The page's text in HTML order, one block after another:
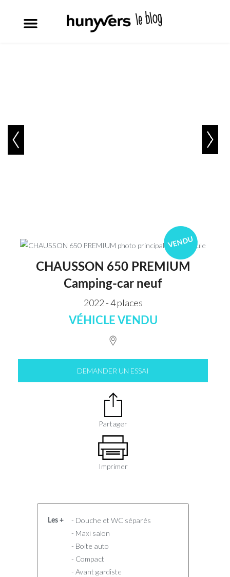
VENDU
CHAUSSON 650 PREMIUM
Camping-car neuf
2022 - 4 places
VÉHICLE VENDU
DEMANDER UN ESSAI
Partager
Imprimer
Les +
- Douche et WC séparés
- Maxi salon
- Boite auto
- Compact
- Avant gardiste